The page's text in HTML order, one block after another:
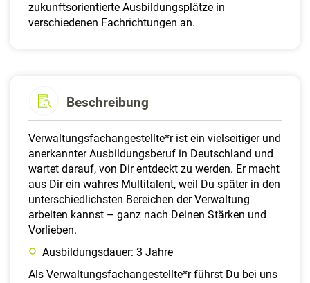
zukunftsorientierte Ausbildungsplätze in
verschiedenen Fachrichtungen an.
Beschreibung
Verwaltungsfachangestellte*r ist ein vielseitiger und
anerkannter Ausbildungsberuf in Deutschland und
wartet darauf, von Dir entdeckt zu werden. Er macht
aus Dir ein wahres Multitalent, weil Du später in den
unterschiedlichsten Bereichen der Verwaltung
arbeiten kannst – ganz nach Deinen Stärken und
Vorlieben.
Ausbildungsdauer: 3 Jahre
Als Verwaltungsfachangestellte*r führst Du bei uns